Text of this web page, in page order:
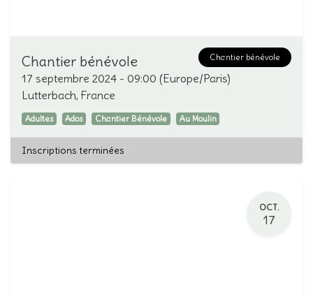
Chantier bénévole
Chantier bénévole
17 septembre 2024 - 09:00 (Europe/Paris)
Lutterbach, France
Adultes Ados Chantier Bénévole Au Moulin
Inscriptions terminées
OCT.
17